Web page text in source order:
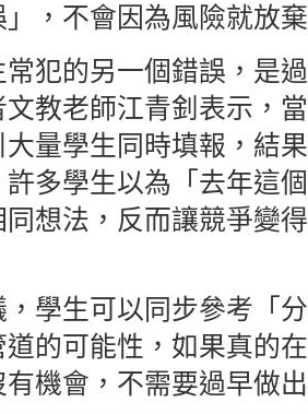
」，不會因為風險就放
常犯的另一個錯誤，是
文教老師江青釗表示，
大量學生同時填報，結
許多學生以為「去年這
同想法，反而讓競爭變
，學生可以同步參考「
道的可能性，如果真的
機會，不需要過早做